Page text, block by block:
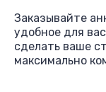
Заказывайте
удобное для
сделать ваше
максимально